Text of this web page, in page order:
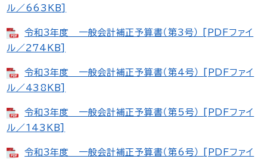
ル／663KB]
令和3年度 一般会計補正予算書（第3号） [PDFファイ
ル／274KB]
令和3年度 一般会計補正予算書（第4号） [PDFファイ
ル／438KB]
令和3年度 一般会計補正予算書（第5号） [PDFファイ
ル／143KB]
令和3年度 一般会計補正予算書（第6号） [PDFファイ